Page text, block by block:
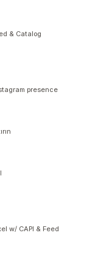
& Catalog
presence
w/ CAPI & Feed